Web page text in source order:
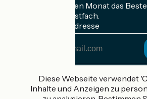
Erhalten Sie jeden Monat das
Rad in Ihrem Postfach.
Meine E-Mail-Adresse
Adresse
Gefördert im Rahmen von
Diese Webseite verwendet
Inhalte und Anzeigen zu